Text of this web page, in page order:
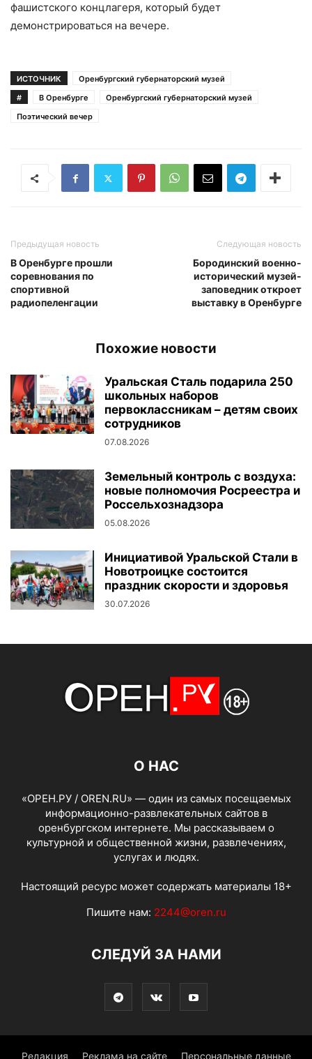
фашистского концлагеря, который будет
демонстрироваться на вечере.
ИСТОЧНИК
Оренбургский губернаторский музей
#
В Оренбурге
Оренбургский губернаторский музей
Поэтический вечер
Предыдущая новость
В Оренбурге прошли
соревнования по
спортивной
радиопеленгации
Следующая новость
Бородинский военно-
исторический музей-
заповедник откроет
выставку в Оренбурге
Похожие новости
Уральская Сталь подарила 250
школьных наборов
первоклассникам – детям своих
сотрудников
07.08.2026
Земельный контроль с воздуха:
новые полномочия Росреестра и
Россельхознадзора
05.08.2026
Инициативой Уральской Стали в
Новотроицке состоится
праздник скорости и здоровья
30.07.2026
О НАС
«ОРЕН.РУ / OREN.RU» — один из самых посещаемых
информационно-развлекательных сайтов в
оренбургском интернете. Мы рассказываем о
культурной и общественной жизни, развлечениях,
услугах и людях.
Настоящий ресурс может содержать материалы 18+
Пишите нам: 2244@oren.ru
СЛЕДУЙ ЗА НАМИ
Редакция Реклама на сайте Персональные данные